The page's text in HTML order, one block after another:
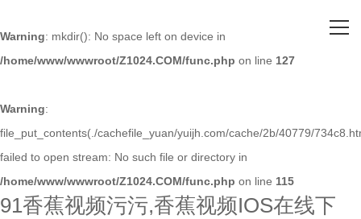
Warning: mkdir(): No space left on device in
/home/www/wwwroot/Z1024.COM/func.php on line 127
Warning:
file_put_contents(./cachefile_yuan/yuijh.com/cache/2b/40779/
failed to open stream: No such file or directory in
/home/www/wwwroot/Z1024.COM/func.php on line 115
91香蕉视频污污,香蕉视频IOS在线下
关于91香蕉视频污污
主营产品
人才招聘